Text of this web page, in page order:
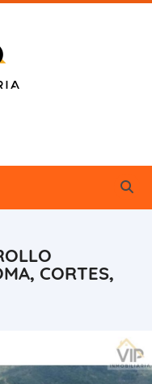
CORTES,